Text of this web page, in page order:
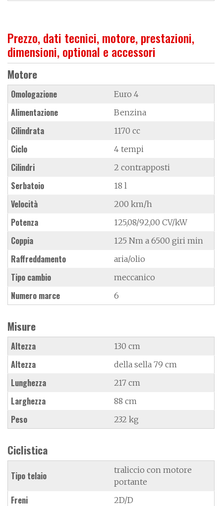
Prezzo, dati tecnici, motore, prestazioni,
dimensioni, optional e accessori
Motore
Omologazione Euro 4
Alimentazione Benzina
Cilindrata 1170 cc
Ciclo 4 tempi
Cilindri 2 contrapposti
Serbatoio 18 l
Velocità 200 km/h
Potenza 125,08/92,00 CV/kW
Coppia 125 Nm a 6500 giri min
Raffreddamento aria/olio
Tipo cambio meccanico
Numero marce 6
Misure
Altezza 130 cm
Altezza della sella 79 cm
Lunghezza 217 cm
Larghezza 88 cm
Peso 232 kg
Ciclistica
Tipo telaio
traliccio con motore
portante
Freni 2D/D